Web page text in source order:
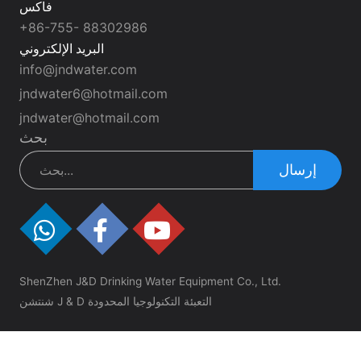
فاكس
+86-755- 88302986
البريد الإلكتروني
info@jndwater.com
jndwater6@hotmail.com
jndwater@hotmail.com
بحث
إرسال
ShenZhen J&D Drinking Water Equipment Co., Ltd.
شنتشن J & D التعبئة التكنولوجيا المحدودة